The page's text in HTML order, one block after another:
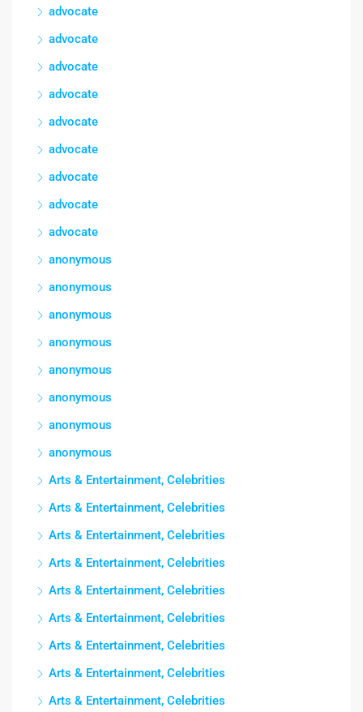
advocate
advocate
advocate
advocate
advocate
advocate
advocate
advocate
advocate
anonymous
anonymous
anonymous
anonymous
anonymous
anonymous
anonymous
anonymous
Arts & Entertainment, Celebrities
Arts & Entertainment, Celebrities
Arts & Entertainment, Celebrities
Arts & Entertainment, Celebrities
Arts & Entertainment, Celebrities
Arts & Entertainment, Celebrities
Arts & Entertainment, Celebrities
Arts & Entertainment, Celebrities
Arts & Entertainment, Celebrities